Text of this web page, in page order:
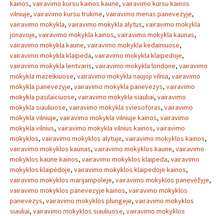
kainos, vairavimo kursu kainos kaune, vairavimo kursu kainos
vilniuje, vairavimo kursu trukme, vairavimo menas panevezyje,
vairavimo mokykla, vairavimo mokykla alytus, vairavimo mokykla
jonavoje, vairavimo mokykla kainos, vairavimo mokykla kaunas,
vairavimo mokykla kaune, vairavimo mokykla kedainiuose,
vairavimo mokykla klaipeda, vairavimo mokykla klaipedoje,
vairavimo mokykla lentvaris, vairavimo mokykla londone, vairavimo
mokykla mazeikiuose, vairavimo mokykla naujoji vilnia, vairavimo
mokykla panevezyje, vairavimo mokykla panevezys, vairavimo
mokykla pasilaiciuose, vairavimo mokykla siauliai, vairavimo
mokykla siauliuose, vairavimo mokykla sviesoforas, vairavimo
mokykla vilniuje, vairavimo mokykla vilniuje kainos, vairavimo
mokykla vilnius, vairavimo mokykla vilnius kainos, vairavimo
mokyklos, vairavimo mokyklos alytuje, vairavimo mokyklos kainos,
vairavimo mokyklos kaunas, vairavimo mokyklos kaune, vairavimo
mokyklos kaune kainos, vairavimo mokyklos klaipeda, vairavimo
mokyklos klaipėdoje, vairavimo mokyklos klaipedoje kainos,
vairavimo mokyklos marijampoleje, vairavimo mokyklos panevėžyje,
vairavimo mokyklos panevezyje kainos, vairavimo mokyklos
panevezys, vairavimo mokyklos plungeje, vairavimo mokyklos
siauliai, vairavimo mokyklos siauliuose, vairavimo mokyklos